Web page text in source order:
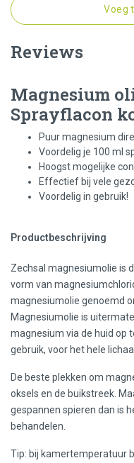
Voeg
Reviews
Magnesium
Sprayflacon
Puur magnesium
Voordelig je 100 ml
Hoogst mogelijke
Effectief bij vele
Voordelig in gebruik!
Productbeschrijving
Zechsal magnesiumolie is
vorm van
magnesiumolie genoemd
Magnesiumolie is
magnesium via de huid op
gebruik, voor het hele
De beste plekken om
oksels en de buikstreek.
gespannen spieren dan is
behandelen.
Tip: bij kamertemperatuur